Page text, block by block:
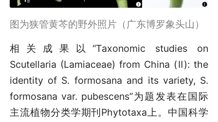
图为狭管黄芩的野外照片（广东博罗象头山）
相关成果以“Taxonomic studies on
Scutellaria (Lamiaceae) from China (Ⅱ): the
identity of S. formosana and its variety, S.
formosana var. pubescens”为题发表在国际
主流植物分类学期刊Phytotaxa上。中国科学